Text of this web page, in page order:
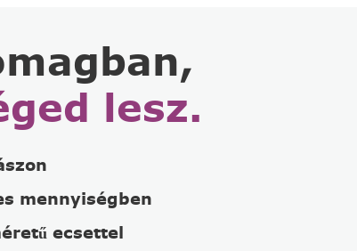
lesz.
mennyiségben
ecsettel